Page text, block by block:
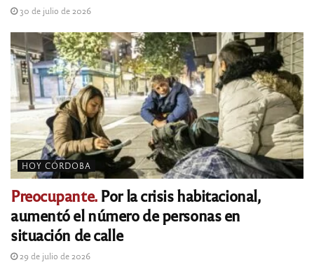
30 de julio de 2026
HOY CÓRDOBA
Preocupante.Por la crisis habitacional,
aumentó el número de personas en
situación de calle
29 de julio de 2026